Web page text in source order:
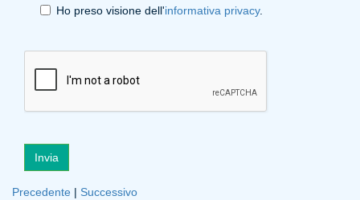
Ho preso visione dell'informativa privacy.
Invia
Precedente | Successivo